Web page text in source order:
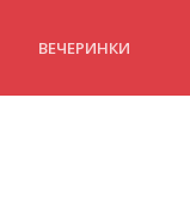
ВЕЧЕРИНКИ